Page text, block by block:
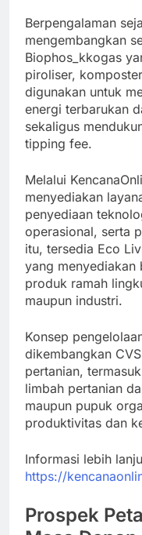
Berpengalaman
mengembangkan
Biophos_kkogas
piroliser,
digunakan untuk
energi terbarukan
sekaligus
tipping fee.
Melalui
menyediakan
penyediaan
operasional, serta
itu, tersedia Eco
yang menyediakan
produk ramah
maupun industri.
Konsep
dikembangkan
pertanian,
limbah pertanian
maupun pupuk
produktivitas dan
Informasi lebih
https://
Prospek